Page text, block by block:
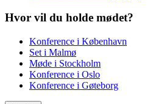
Hvor vil du holde mødet?
Konference i København
Set i Malmø
Møde i Stockholm
Konference i Oslo
Konference i Gøteborg